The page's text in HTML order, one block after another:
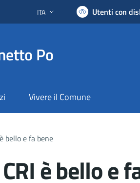
Lingua attiva:
ITA Utenti con
Po
Vivere il Comune
bello e fa bene
è bello e